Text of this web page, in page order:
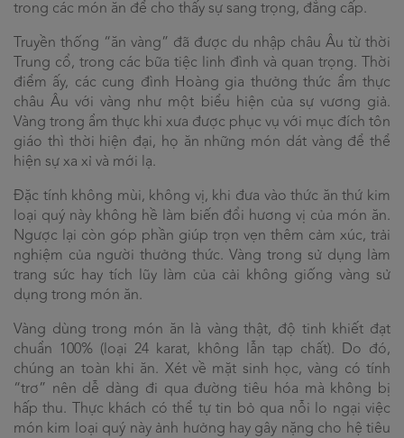
trong các món ăn để cho thấy sự sang trọng, đẳng cấp.
Truyền thống “ăn vàng” đã được du nhập châu Âu từ thời
Trung cổ, trong các bữa tiệc linh đình và quan trọng. Thời
điểm ấy, các cung đình Hoàng gia thưởng thức ẩm thực
châu Âu với vàng như một biểu hiện của sự vương giả.
Vàng trong ẩm thực khi xưa được phục vụ với mục đích tôn
giáo thì thời hiện đại, họ ăn những món dát vàng để thể
hiện sự xa xỉ và mới lạ.
Đặc tính không mùi, không vị, khi đưa vào thức ăn thứ kim
loại quý này không hề làm biến đổi hương vị của món ăn.
Ngược lại còn góp phần giúp trọn vẹn thêm cảm xúc, trải
nghiệm của người thưởng thức. Vàng trong sử dụng làm
trang sức hay tích lũy làm của cải không giống vàng sử
dụng trong món ăn.
Vàng dùng trong món ăn là vàng thật, độ tinh khiết đạt
chuẩn 100% (loại 24 karat, không lẫn tạp chất). Do đó,
chúng an toàn khi ăn. Xét về mặt sinh học, vàng có tính
“trơ” nên dễ dàng đi qua đường tiêu hóa mà không bị
hấp thu. Thực khách có thể tự tin bỏ qua nỗi lo ngại việc
món kim loại quý này ảnh hưởng hay gây nặng cho hệ tiêu